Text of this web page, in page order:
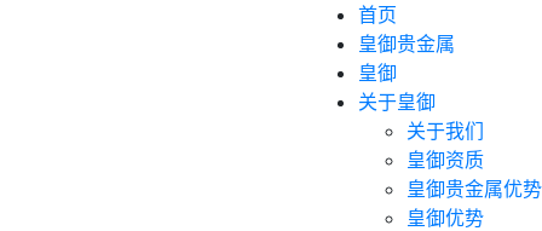
首页
皇御贵金属
皇御
关于皇御
关于我们
皇御资质
皇御贵金属优势
皇御优势